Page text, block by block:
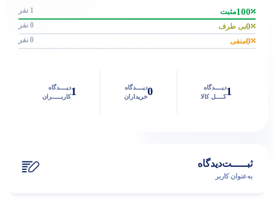
100مثبت 1 نفر
0بی طرف 0 نفر
0منفی 0 نفر
1دیــــدگاه
کــــل کالا
0دیــــدگاه
خریداران
1دیــــدگاه
کاربـــــران
ثبـــــت‌دیدگاه
به‌عنوان کاربر